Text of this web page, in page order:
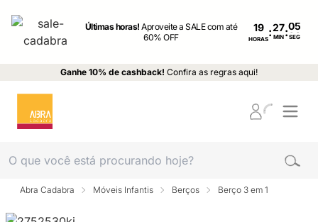
Últimas horas!Aproveite a SALE com até
60% OFF
19
HORAS: MIN : SEG
Ganhe 10% de cashback! Confira as regras aqui!
Abra Cadabra Móveis Infantis Berços Berço 3 em 1